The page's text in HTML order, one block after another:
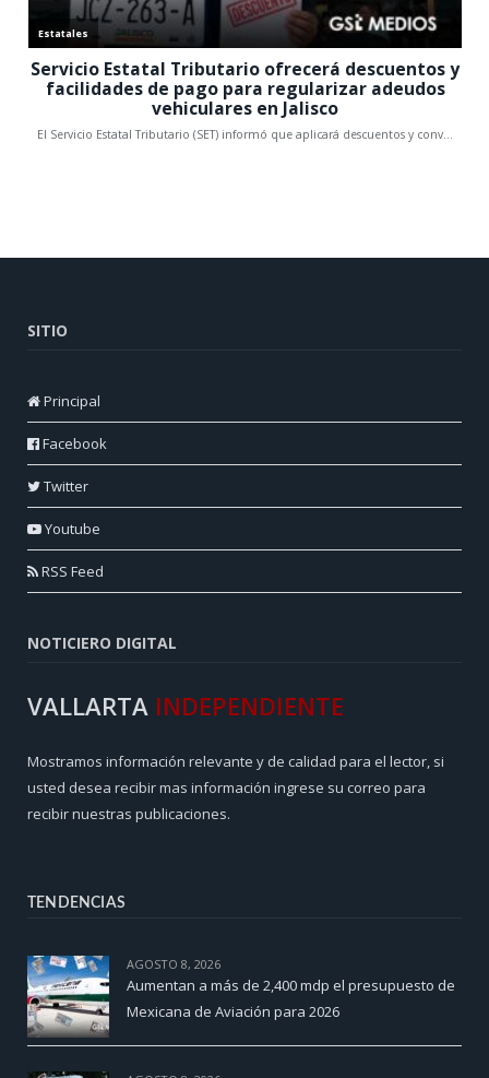
SITIO
Principal
Facebook
Twitter
Youtube
RSS Feed
NOTICIERO DIGITAL
VALLARTA INDEPENDIENTE
Mostramos información relevante y de calidad para el lector, si
usted desea recibir mas información ingrese su correo para
recibir nuestras publicaciones.
TENDENCIAS
AGOSTO 8, 2026
Aumentan a más de 2,400 mdp el presupuesto de
Mexicana de Aviación para 2026